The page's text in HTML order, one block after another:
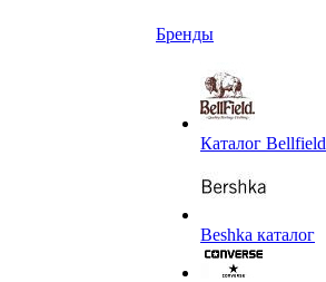
Бренды
Каталог Bellfield
Beshka каталог